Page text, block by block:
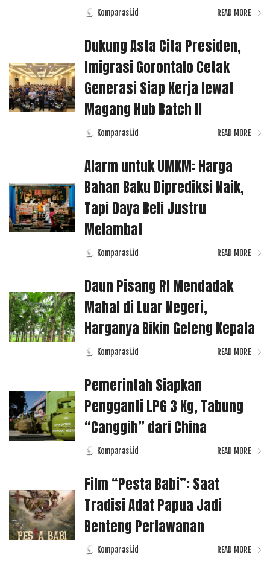
PostedKomparasi.id READ MORE
Dukung Asta Cita Presiden,
Imigrasi Gorontalo Cetak
Generasi Siap Kerja lewat
Magang Hub Batch II
PostedKomparasi.id READ MORE
Alarm untuk UMKM: Harga
Bahan Baku Diprediksi Naik,
Tapi Daya Beli Justru
Melambat
PostedKomparasi.id READ MORE
Daun Pisang RI Mendadak
Mahal di Luar Negeri,
Harganya Bikin Geleng Kepala
PostedKomparasi.id READ MORE
Pemerintah Siapkan
Pengganti LPG 3 Kg, Tabung
“Canggih” dari China
PostedKomparasi.id READ MORE
Film “Pesta Babi”: Saat
Tradisi Adat Papua Jadi
Benteng Perlawanan
PostedKomparasi.id READ MORE